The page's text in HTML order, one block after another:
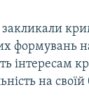
формувань
інтересам
на